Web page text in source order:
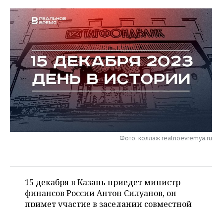
ВУЗЫ ТАТАРСТАНА
КОМУ ПРИНАДЛЕЖАТ
ТОРГОВЫЕ ЦЕНТРЫ
ТАТАРСТАНА
БАНКИ
БЮДЖЕТ
ИНВЕСТИЦИИ
АГРОПРОМ
МАШИНОСТРОЕНИЕ
НЕФТЕХИМИЯ
НЕФТЬ
ОПК
ЭНЕРГЕТИКА
НОВОСТИ НЕДВИЖИМОСТИ
АВТО
НОВОСТИ АВТО
БИЗНЕС
НОВОСТИ БИЗНЕСА
РОЗНИЧНАЯ ТОРГОВЛЯ
ТРАНСПОРТ
УСЛУГИ
ТЕХНОЛОГИИ
НОВОСТИ ТЕХНОЛОГИЙ
IT
МЕДИА
МЕРОПРИЯТИЯ
НОВОСТИ МЕРОПРИЯТИЙ
ВЫЕЗДНАЯ РЕДАКЦИЯ
ОТКРЫТАЯ ЛЕКЦИЯ
СПОРТ
НОВОСТИ СПОРТА
БАСКЕТБОЛ
ОБЩЕСТВО
ИНФРАСТРУКТУРА
СПРАВОЧНИК
Фото: коллаж realnoevremya.ru
15 декабря в Казань приедет министр
финансов России Антон Силуанов, он
примет участие в заседании совместной